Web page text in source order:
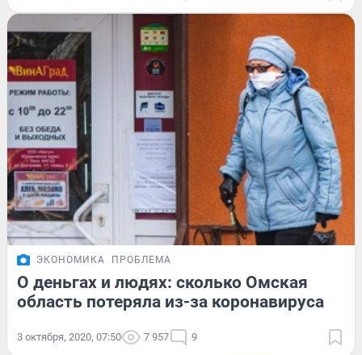
ЭКОНОМИКА ПРОБЛЕМА
О деньгах и людях: сколько Омская
область потеряла из-за коронавируса
3 октября, 2020, 07:50 7 957 9